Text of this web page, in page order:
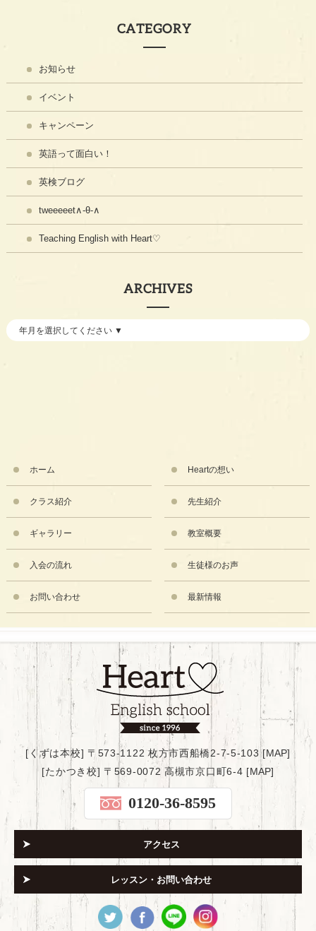
CATEGORY
お知らせ
イベント
キャンペーン
英語って面白い！
英検ブログ
tweeeeet∧-θ-∧
Teaching English with Heart♡
ARCHIVES
ホーム Heartの想い
クラス紹介 先生紹介
ギャラリー 教室概要
入会の流れ 生徒様のお声
お問い合わせ 最新情報
[くずは本校] 〒573-1122 枚方市西船橋2-7-5-103 [MAP]
[たかつき校] 〒569-0072 高槻市京口町6-4 [MAP]
0120-36-8595
アクセス
レッスン・お問い合わせ